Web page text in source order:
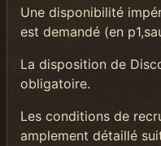
Une disponibilité
est demandé (en
La disposition de
obligatoire.
Les conditions de
amplement détaillé